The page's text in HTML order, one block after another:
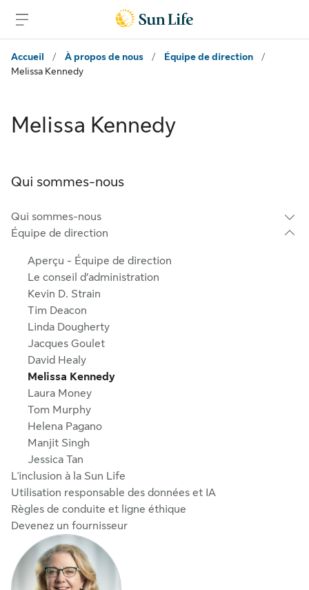
Accueil
/ À propos de nous / Équipe de direction
/
Melissa Kennedy
Melissa Kennedy
Qui sommes-nous
Qui sommes-nous
Équipe de direction
Aperçu - Équipe de direction
Le conseil d’administration
Kevin D. Strain
Tim Deacon
Linda Dougherty
Jacques Goulet
David Healy
Melissa Kennedy
Laura Money
Tom Murphy
Helena Pagano
Manjit Singh
Jessica Tan
L'inclusion à la Sun Life
Utilisation responsable des données et IA
Règles de conduite et ligne éthique
Devenez un fournisseur